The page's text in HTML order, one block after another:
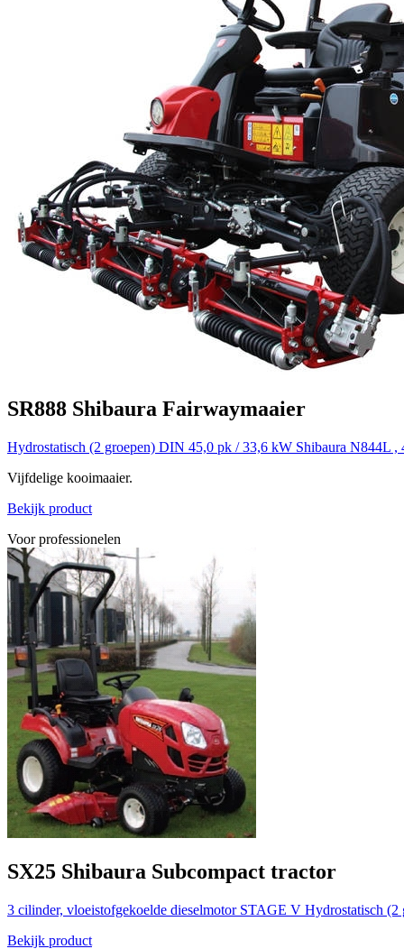
SR888 Shibaura Fairwaymaaier
Hydrostatisch (2 groepen) DIN 45,0 pk / 33,6 kW Shibaura N844L ,
Vijfdelige kooimaaier.
Bekijk product
Voor professionelen
SX25 Shibaura Subcompact tractor
3 cilinder, vloeistofgekoelde dieselmotor STAGE V Hydrostatisch (2
Bekijk product